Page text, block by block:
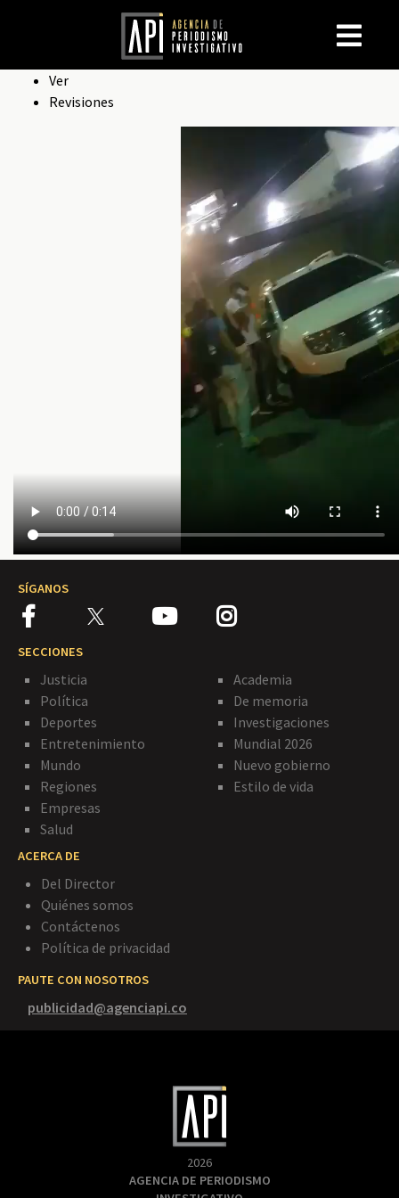
Solapas
Ver
Revisiones
SÍGANOS
SECCIONES
Justicia
Política
Deportes
Entretenimiento
Mundo
Regiones
Empresas
Salud
Academia
De memoria
Investigaciones
Mundial 2026
Nuevo gobierno
Estilo de vida
ACERCA DE
Del Director
Quiénes somos
Contáctenos
Política de privacidad
PAUTE CON NOSOTROS
publicidad@agenciapi.co
2026
AGENCIA DE PERIODISMO